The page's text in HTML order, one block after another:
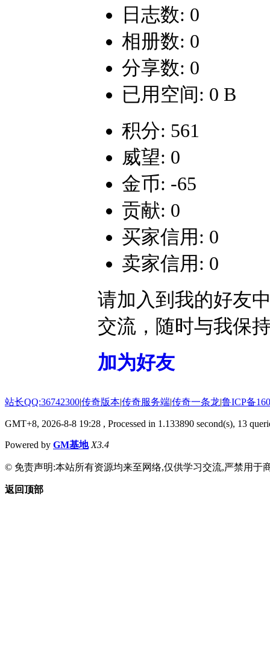
日志数: 0
相册数: 0
分享数: 0
已用空间: 0 B
积分: 561
威望: 0
金币: -65
贡献: 0
买家信用: 0
卖家信用: 0
请加入到我的好友
交流，随时与我保
加为好友
站长QQ:36742300|传奇版本|传奇服务端|传奇一条龙|鲁ICP备
GMT+8, 2026-8-8 19:28 , Processed in 1.133890 second(s), 13
Powered by GM基地 X3.4
© 免责声明:本站所有资源均来至网络,仅供学习交流,严禁用于
返回顶部